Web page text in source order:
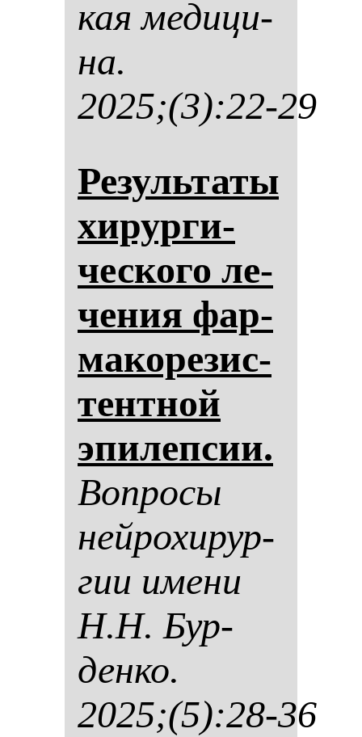
кая ме­ди­ци­
на.
2025;(3):22-29
Ре­зуль­та­ты
хи­рур­ги­
чес­ко­го ле­
че­ния фар­
ма­ко­ре­зис­
тен­тной
эпи­леп­сии.
Воп­ро­сы
ней­ро­хи­рур­
гии име­ни
Н.Н. Бур­
ден­ко.
2025;(5):28-36